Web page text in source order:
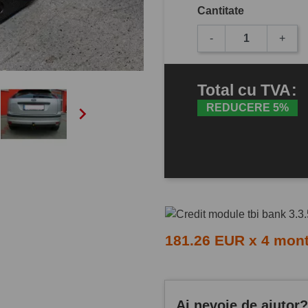

Cantitate
- +
Total cu TVA:
REDUCERE 5%
181.26 EUR x 4